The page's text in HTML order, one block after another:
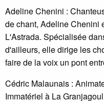
Adeline Chenini :
de chant, Adeline Chenini
L'Astrada. Spécialisée
d'ailleurs, elle dirige les
faire de la voix un pont
Cédric Malaunais :
Immatériel à La